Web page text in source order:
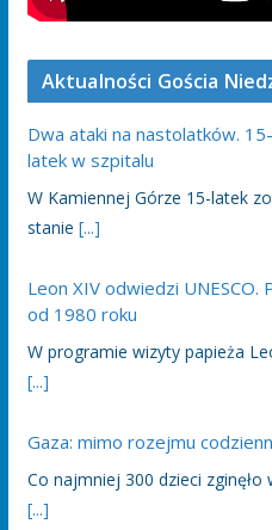
Aktualności Gościa
Dwa ataki na nastolatków.
latek w szpitalu
W Kamiennej Górze 15-latek
stanie [...]
Leon XIV odwiedzi
od 1980 roku
W programie wizyty papieża
[...]
Gaza: mimo rozejmu
Co najmniej 300 dzieci zginęło
[...]